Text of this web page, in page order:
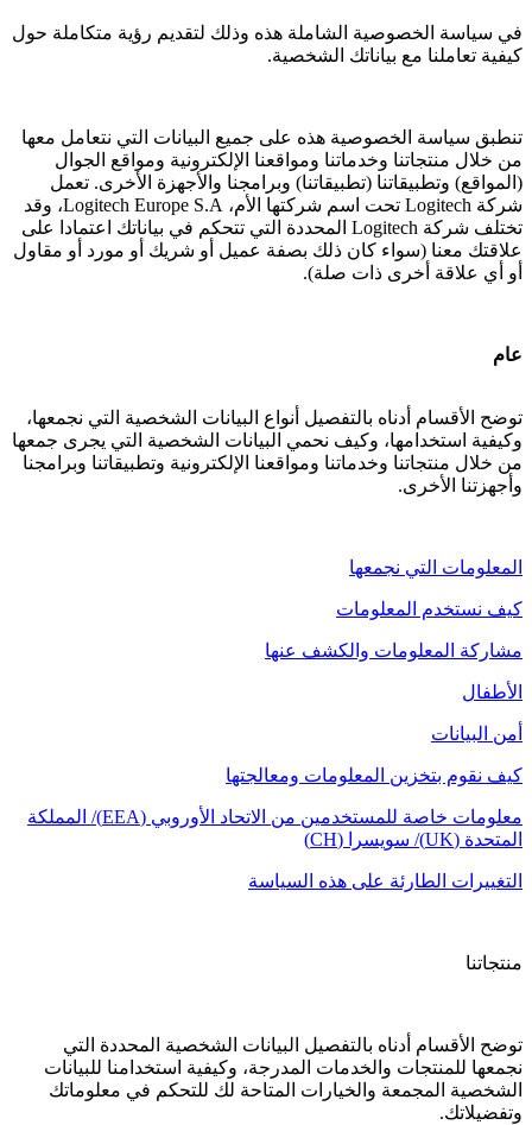
في سياسة الخصوصية الشاملة هذه وذلك لتقديم رؤية متكاملة حول
كيفية تعاملنا مع بياناتك الشخصية.
تنطبق سياسة الخصوصية هذه على جميع البيانات التي نتعامل معها
من خلال منتجاتنا وخدماتنا ومواقعنا الإلكترونية ومواقع الجوال
(المواقع) وتطبيقاتنا (تطبيقاتنا) وبرامجنا والأجهزة الأخرى. تعمل
شركة Logitech تحت اسم شركتها الأم، Logitech Europe S.A، وقد
تختلف شركة Logitech المحددة التي تتحكم في بياناتك اعتمادا على
علاقتك معنا (سواء كان ذلك بصفة عميل أو شريك أو مورد أو مقاول
أو أي علاقة أخرى ذات صلة).
عام
توضح الأقسام أدناه بالتفصيل أنواع البيانات الشخصية التي نجمعها،
وكيفية استخدامها، وكيف نحمي البيانات الشخصية التي يجرى جمعها
من خلال منتجاتنا وخدماتنا ومواقعنا الإلكترونية وتطبيقاتنا وبرامجنا
وأجهزتنا الأخرى.
المعلومات التي نجمعها
كيف نستخدم المعلومات
مشاركة المعلومات والكشف عنها
الأطفال
أمن البيانات
كيف نقوم بتخزين المعلومات ومعالجتها
معلومات خاصة للمستخدمين من الاتحاد الأوروبي (EEA)/ المملكة
المتحدة (UK)/ سويسرا (CH)
التغييرات الطارئة على هذه السياسة
منتجاتنا
توضح الأقسام أدناه بالتفصيل البيانات الشخصية المحددة التي
نجمعها للمنتجات والخدمات المدرجة، وكيفية استخدامنا للبيانات
الشخصية المجمعة والخيارات المتاحة لك للتحكم في معلوماتك
وتفضيلاتك.